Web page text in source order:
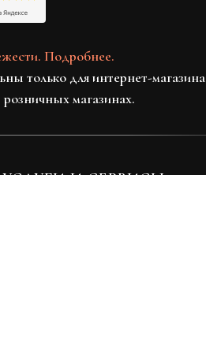
Подробнее.
только для интернет-магазина
розничных магазинах.
УСЛУГИ И СЕРВИСЫ